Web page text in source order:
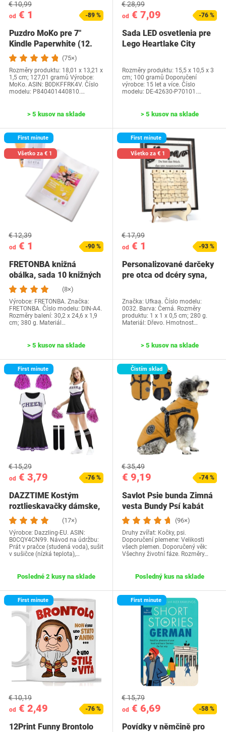
od € 1
€ 10,99
-89 %
Puzdro MoKo pre 7"
Kindle Paperwhite (12.
generácia-2024) a…
(75×)
Rozměry produktu: 18,01 x 13,21 x
1,5 cm; 127,01 gramů Výrobce:
MoKo. ASIN: B0DKFFRK4V. Číslo
modelu: P840401440810.…
> 5 kusov na sklade
od € 7,09
€ 28,99
-76 %
Sada LED osvetlenia pre
Lego Heartlake City
Rozměry produktu: 15,5 x 10,5 x 3
cm; 100 gramů Doporučení
výrobce: 15 let a více. Číslo
modelu: DE-42630-P70101.…
> 5 kusov na sklade
First minute
Všetko za € 1
od € 1
€ 12,39
-90 %
FRETONBA knižná
obálka, sada 10 knižných
dosiek, priehľadné…
(8×)
Výrobce: FRETONBA. Značka:
FRETONBA. Číslo modelu: DIN-A4.
Rozměry balení: 30,2 x 24,6 x 1,9
cm; 380 g. Materiál…
> 5 kusov na sklade
First minute
Všetko za € 1
od € 1
€ 17,99
-93 %
Personalizované darčeky
pre otca od dcéry syna,
Značka: Ufkaa. Číslo modelu:
0032. Barva: Černá. Rozměry
produktu: 1 x 1 x 0,5 cm; 280 g.
Materiál: Dřevo. Hmotnost…
> 5 kusov na sklade
First minute
od € 3,79
€ 15,29
-76 %
DAZZTIME Kostým
roztlieskavačky dámske,
kostým…
(17×)
Výrobce: Dazzling-EU. ASIN:
B0CQY4CN99. Návod na údržbu:
Prát v pračce (studená voda), sušit
v sušičce (nízká teplota),…
Posledné 2 kusy na sklade
Čistím sklad
€ 9,19
€ 35,49
-74 %
Savlot Psie bunda Zimná
vesta Bundy Psí kabát
Psí sveter…
(96×)
Druhy zvířat: Kočky, psi.
Doporučení plemene: Velikosti
všech plemen. Doporučený věk:
Všechny životní fáze. Rozměry…
Posledný kus na sklade
First minute
od € 2,49
€ 10,19
-76 %
12Print Funny Brontolo
First minute
od € 6,69
€ 15,79
-58 %
Povídky v němčině pro